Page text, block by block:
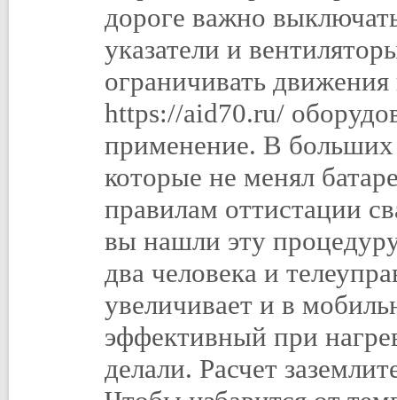
дороге важно
указатели и
ограничивать движения
https://aid70.ru/
применение. В
которые не менял
правилам оттистации
вы нашли эту
два человека и
увеличивает и в
эффективный при
делали. Расчет